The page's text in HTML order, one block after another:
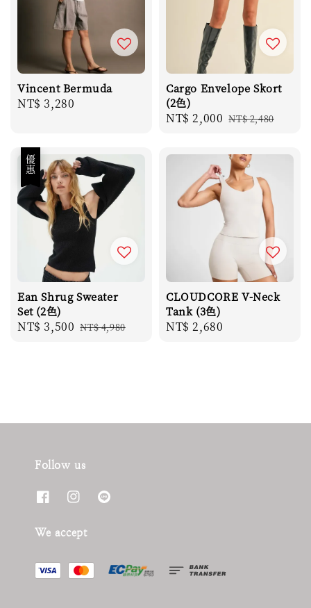
Vincent Bermuda
Regular
NT$ 3,280
Cargo Envelope Skort
(2色)
Sale
NT$ 2,000 Regular
NT$ 2,480
優惠
Ean Shrug Sweater
Set (2色)
Sale
NT$ 3,500 Regular
NT$ 4,980
CLOUDCORE V-Neck
Tank (3色)
Regular
NT$ 2,680
Follow us
We accept